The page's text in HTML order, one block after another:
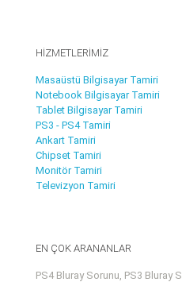
HİZMETLERİMİZ
Masaüstü Bilgisayar Tamiri
Notebook Bilgisayar Tamiri
Tablet Bilgisayar Tamiri
PS3 - PS4 Tamiri
Ankart Tamiri
Chipset Tamiri
Monitör Tamiri
Televizyon Tamiri
EN ÇOK ARANANLAR
PS4 Bluray Sorunu, PS3 Bluray